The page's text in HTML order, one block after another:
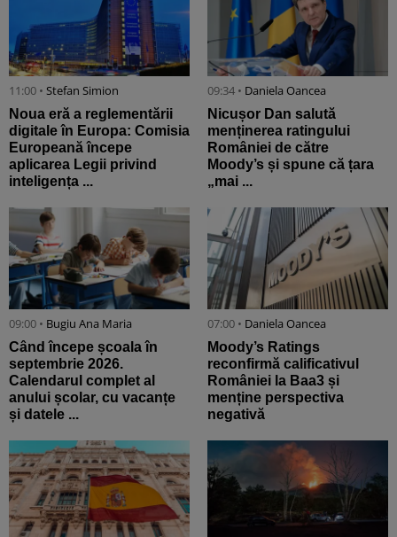
11:00 • Stefan Simion
Noua eră a reglementării
digitale în Europa: Comisia
Europeană începe
aplicarea Legii privind
inteligența ...
09:34 • Daniela Oancea
Nicușor Dan salută
menținerea ratingului
României de către
Moody’s și spune că țara
„mai ...
09:00 • Bugiu ⁠Ana Maria
Când începe școala în
septembrie 2026.
Calendarul complet al
anului școlar, cu vacanțe
și datele ...
07:00 • Daniela Oancea
Moody’s Ratings
reconfirmă calificativul
României la Baa3 și
menține perspectiva
negativă